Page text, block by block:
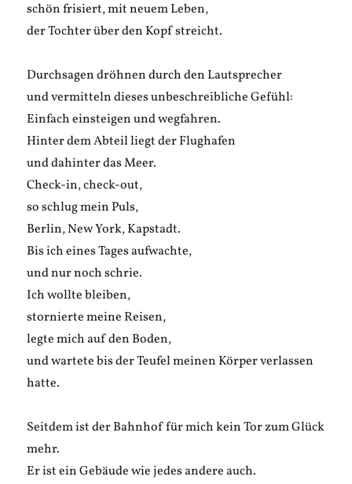
schön frisiert, mit neuem Leben,
der Tochter über den Kopf streicht.
Durchsagen dröhnen durch den Lautsprecher
und vermitteln dieses unbeschreibliche Gefühl:
Einfach einsteigen und wegfahren.
Hinter dem Abteil liegt der Flughafen
und dahinter das Meer.
Check-in, check-out,
so schlug mein Puls,
Berlin, New York, Kapstadt.
Bis ich eines Tages aufwachte,
und nur noch schrie.
Ich wollte bleiben,
stornierte meine Reisen,
legte mich auf den Boden,
und wartete bis der Teufel meinen Körper verlassen
hatte.
Seitdem ist der Bahnhof für mich kein Tor zum Glück
mehr.
Er ist ein Gebäude wie jedes andere auch.